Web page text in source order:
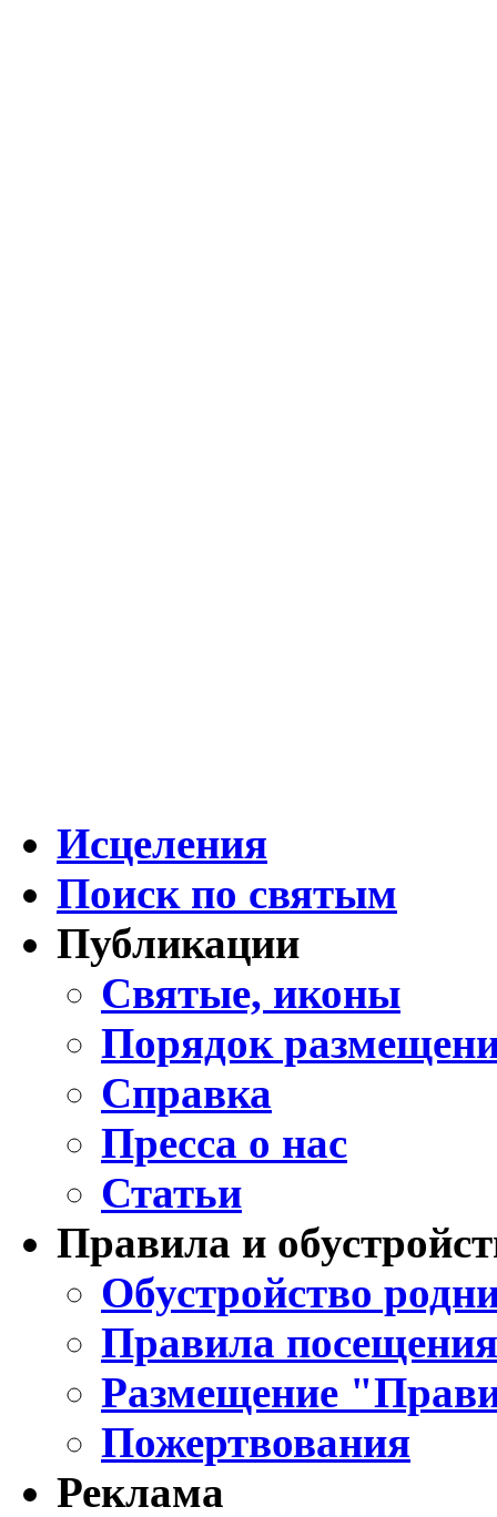
Исцеления
Поиск по святым
Публикации
Святые, иконы
Порядок
Справка
Пресса о нас
Статьи
Правила и
Обустройство
Правила
Размещение
Пожертвования
Реклама